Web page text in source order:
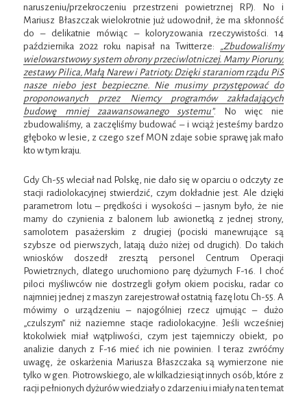
naruszeniu/przekroczeniu przestrzeni powietrznej RP). No i
Mariusz Błaszczak wielokrotnie już udowodnił, że ma skłonność
do – delikatnie mówiąc – koloryzowania rzeczywistości. 14
października 2022 roku napisał na Twitterze:
„Zbudowaliśmy
wielowarstwowy system obrony przeciwlotniczej. Mamy Pioruny,
zestawy Pilica, Małą Narew i Patrioty. Dzięki staraniom rządu PiS
nasze niebo jest bezpieczne. Nie musimy przystępować do
proponowanych przez Niemcy programów zakładających
budowę mniej zaawansowanego systemu”. No więc nie
zbudowaliśmy, a zaczęliśmy budować – i wciąż jesteśmy bardzo
głęboko w lesie, z czego szef MON zdaje sobie sprawę jak mało
kto w tym kraju.
Gdy Ch-55 wleciał nad Polskę, nie dało się w oparciu o odczyty ze
stacji radiolokacyjnej stwierdzić, czym dokładnie jest. Ale dzięki
parametrom lotu – prędkości i wysokości – jasnym było, że nie
mamy do czynienia z balonem lub awionetką z jednej strony,
samolotem pasażerskim z drugiej (pociski manewrujące są
szybsze od pierwszych, latają dużo niżej od drugich). Do takich
wniosków doszedł zresztą personel Centrum Operacji
Powietrznych, dlatego uruchomiono parę dyżurnych F-16. I choć
piloci myśliwców nie dostrzegli gołym okiem pocisku, radar co
najmniej jednej z maszyn zarejestrował ostatnią fazę lotu Ch-55. A
mówimy o urządzeniu – najogólniej rzecz ujmując – dużo
„czulszym” niż naziemne stacje radiolokacyjne. Jeśli wcześniej
ktokolwiek miał wątpliwości, czym jest tajemniczy obiekt, po
analizie danych z F-16 mieć ich nie powinien. I teraz zwróćmy
uwagę, że oskarżenia Mariusza Błaszczaka są wymierzone nie
tylko w gen. Piotrowskiego, ale w kilkadziesiąt innych osób, które z
racji pełnionych dyżurów wiedziały o zdarzeniu i miały na ten temat